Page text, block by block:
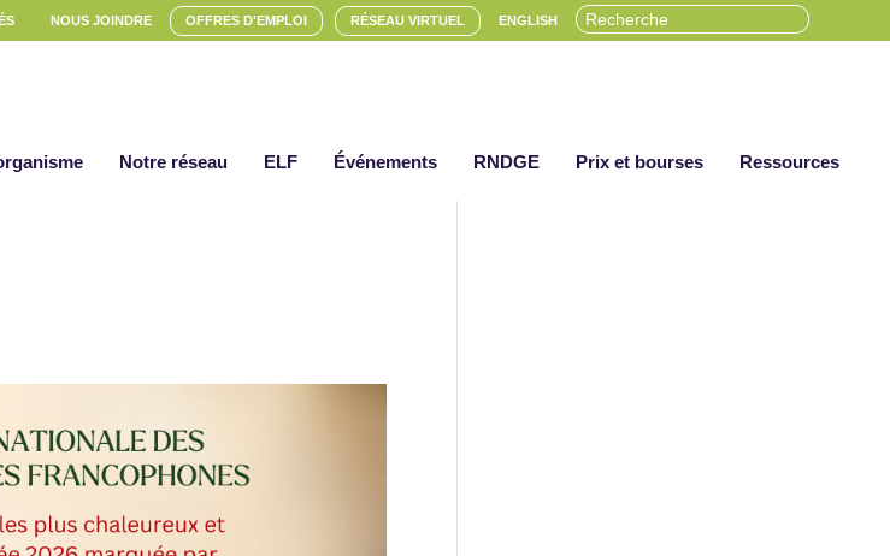
NOUS JOINDRE OFFRES D'EMPLOI RÉSEAU VIRTUEL ENGLISH
Notre réseau ELF Événements RNDGE Prix et bourses Ressources